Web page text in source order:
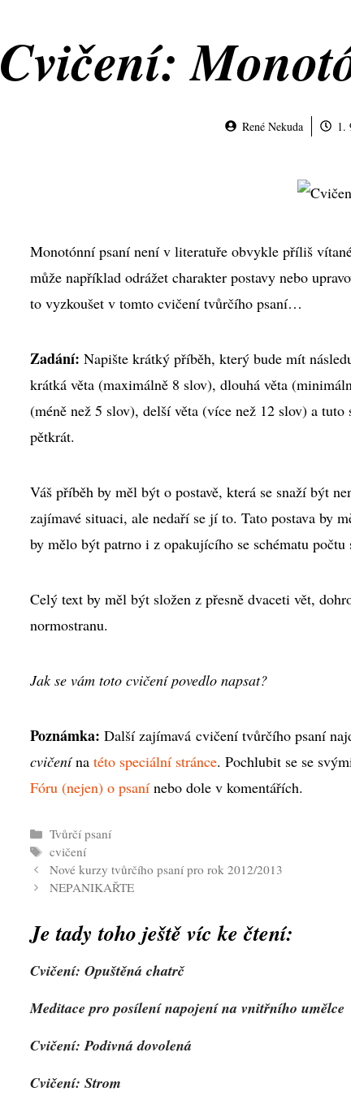
Cvičení:
René Nekuda 1.
Monotónní psaní není v literatuře obvykle příliš
může například odrážet charakter postavy nebo
to vyzkoušet v tomto cvičení tvůrčího psaní…
Zadání: Napište krátký příběh, který bude mít
krátká věta (maximálně 8 slov), dlouhá věta
(méně než 5 slov), delší věta (více než 12 slov) a tuto
pětkrát.
Váš příběh by měl být o postavě, která se snaží být
zajímavé situaci, ale nedaří se jí to. Tato postava by
by mělo být patrno i z opakujícího se schématu počtu
Celý text by měl být složen z přesně dvaceti vět,
normostranu.
Jak se vám toto cvičení povedlo napsat?
Poznámka: Další zajímavá cvičení tvůrčího psaní
cvičenína této speciální stránce. Pochlubit se se
Fóru (nejen) o psaní nebo dole v komentářích.
Rubriky
Tvůrčí psaní
Štítky
cvičení
Nové kurzy tvůrčího psaní pro rok 2012/2013
NEPANIKAŘTE
Je tady toho ještě víc ke čtení:
Cvičení: Opuštěná chatrč
Meditace pro posílení napojení na vnitřního umělce
Cvičení: Podivná dovolená
Cvičení: Strom